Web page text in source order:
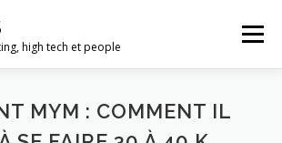
high tech et people
Menu
MYM : COMMENT IL